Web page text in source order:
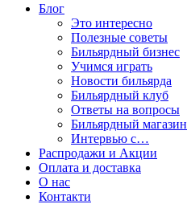
Блог
Это интересно
Полезные советы
Бильярдный бизнес
Учимся играть
Новости бильярда
Бильярдный клуб
Ответы на вопросы
Бильярдный магазин
Интервью с…
Распродажи и Акции
Оплата и доставка
О нас
Контакти